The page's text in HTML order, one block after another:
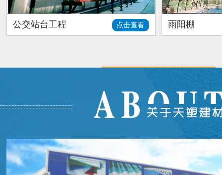
公交站台工程 点击查看 雨阳棚